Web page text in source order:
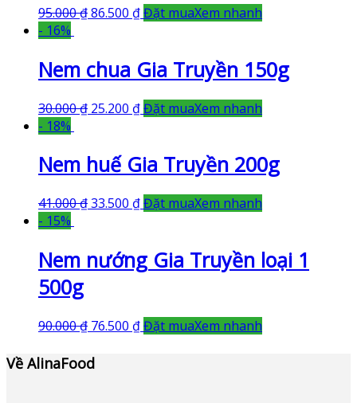
95.000₫86.500 ₫Đặt muaXem nhanh
- 16%
Nem chua Gia Truyền 150g
30.000₫ 25.200 ₫Đặt muaXem nhanh
- 18%
Nem huế Gia Truyền 200g
41.000₫33.500 ₫Đặt muaXem nhanh
- 15%
Nem nướng Gia Truyền loại 1
500g
90.000₫ 76.500 ₫Đặt muaXem nhanh
Về AlinaFood